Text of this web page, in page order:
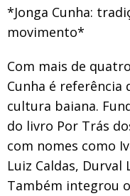
*Jonga Cunha:
movimento*
Com mais de
Cunha é referência
cultura baiana.
do livro Por Trás
com nomes como
Luiz Caldas, Durval
Também integrou